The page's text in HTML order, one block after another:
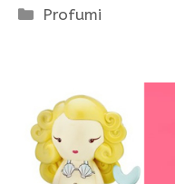
Categorie
Profumi